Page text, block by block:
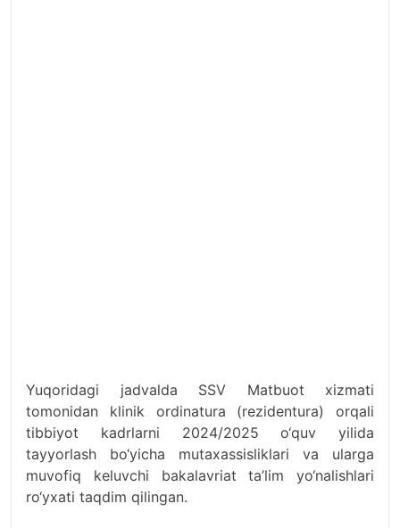
Yuqoridagi jadvalda SSV Matbuot xizmati
tomonidan klinik ordinatura (rezidentura) orqali
tibbiyot kadrlarni 2024/2025 o‘quv yilida
tayyorlash bo‘yicha mutaxassisliklari va ularga
muvofiq keluvchi bakalavriat ta’lim yo‘nalishlari
ro‘yxati taqdim qilingan.